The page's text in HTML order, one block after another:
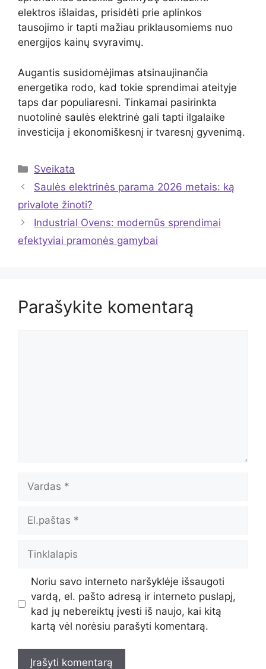
elektros išlaidas, prisidėti prie aplinkos
tausojimo ir tapti mažiau priklausomiems nuo
energijos kainų svyravimų.
Augantis susidomėjimas atsinaujinančia
energetika rodo, kad tokie sprendimai ateityje
taps dar populiaresni. Tinkamai pasirinkta
nuotolinė saulės elektrinė gali tapti ilgalaike
investicija į ekonomiškesnį ir tvaresnį gyvenimą.
Kategorijos
Sveikata
Saulės elektrinės parama 2026 metais: ką
privalote žinoti?
Industrial Ovens: modernūs sprendimai
efektyviai pramonės gamybai
Parašykite komentarą
Noriu savo interneto naršyklėje išsaugoti
vardą, el. pašto adresą ir interneto puslapį,
kad jų nebereiktų įvesti iš naujo, kai kitą
kartą vėl norėsiu parašyti komentarą.